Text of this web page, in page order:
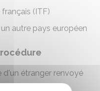
(ITF)
autre pays européen
d'un étranger renvoyé